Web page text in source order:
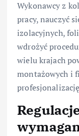
Wykonawcy z
pracy, nauczyć
izolacyjnych,
wdrożyć
wielu krajach
montażowych i